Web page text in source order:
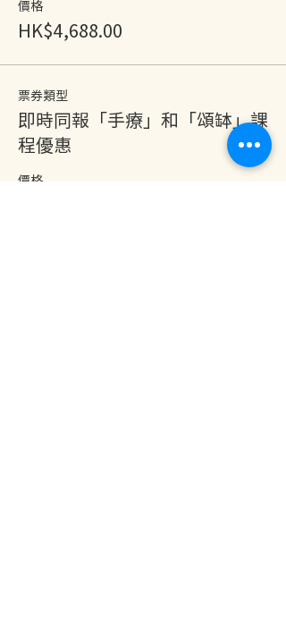
價格
HK$4,688.00
票券類型
即時同報「手療」和「頌缽」課
程優惠
價格